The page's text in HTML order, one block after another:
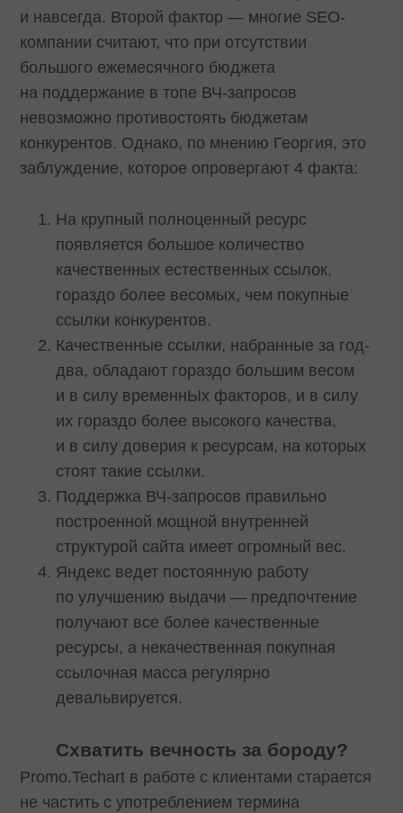
и навсегда. Второй фактор — многие SEO-
компании считают, что при отсутствии
большого ежемесячного бюджета
на поддержание в топе ВЧ-запросов
невозможно противостоять бюджетам
конкурентов. Однако, по мнению Георгия, это
заблуждение, которое опровергают 4 факта:
На крупный полноценный ресурс
появляется большое количество
качественных естественных ссылок,
гораздо более весомых, чем покупные
ссылки конкурентов.
Качественные ссылки, набранные за год-
два, обладают гораздо большим весом
и в силу временнЫх факторов, и в силу
их гораздо более высокого качества,
и в силу доверия к ресурсам, на которых
стоят такие ссылки.
Поддержка ВЧ-запросов правильно
построенной мощной внутренней
структурой сайта имеет огромный вес.
Яндекс ведет постоянную работу
по улучшению выдачи — предпочтение
получают все более качественные
ресурсы, а некачественная покупная
ссылочная масса регулярно
девальвируется.
Схватить вечность за бороду?
Promo.Techart в работе с клиентами старается
не частить с употреблением термина